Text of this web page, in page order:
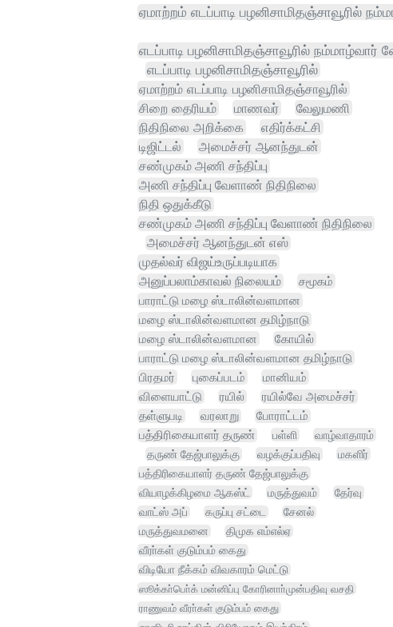
ஏமாற்றம் எடப்பாடி பழனிசாமிதஞ்சாவூரில்
எடப்பாடி பழனிசாமிதஞ்சாவூரில்
எடப்பாடி பழனிசாமிதஞ்சாவூரில்
ஏமாற்றம் எடப்பாடி பழனிசாமிதஞ்சாவூரில்
சிறை தைரியம்
மாணவர்
வேலுமணி
நிதிநிலை அறிக்கை
எதிர்க்கட்சி
டிஜிட்டல்
அமைச்சர் ஆனந்துடன்
சண்முகம் அணி சந்திப்பு
அணி சந்திப்பு வேளாண் நிதிநிலை
நிதி ஒதுக்கீடு
சண்முகம் அணி சந்திப்பு வேளாண் நிதிநிலை
அமைச்சர் ஆனந்துடன் எஸ்
முதல்வர் விஜய்உருப்படியாக
அனுப்பலாம்காவல் நிலையம்
சமூகம்
பாராட்டு மழை ஸ்டாலின்வளமான
மழை ஸ்டாலின்வளமான தமிழ்நாடு
மழை ஸ்டாலின்வளமான
கோயில்
பாராட்டு மழை ஸ்டாலின்வளமான தமிழ்நாடு
பிரதமர்
புகைப்படம் மானியம்
விளையாட்டு ரயில்
ரயில்வே அமைச்சர்
தள்ளுபடி
வரலாறு
போராட்டம்
பத்திரிகையாளர் தருண்
பள்ளி
வாழ்வாதாரம்
தருண் தேஜ்பாலுக்கு
வழக்குப்பதிவு
மகளிர்
பத்திரிகையாளர் தருண் தேஜ்பாலுக்கு
வியாழக்கிழமை ஆகஸ்ட்
மருத்துவம் தேர்வு
வாட்ஸ் அப் கருப்பு சட்டை
சேனல்
மருத்துவமனை
திமுக எம்எல்ஏ
வீரா்கள் குடும்பம் கைது
விடியோ நீக்கம் விவகாரம் மெட்டு
ஸூக்கா்பொ்க் மன்னிப்பு கோரினாா்முன்பதிவு வசதி
ராணுவம் வீரா்கள் குடும்பம் கைது